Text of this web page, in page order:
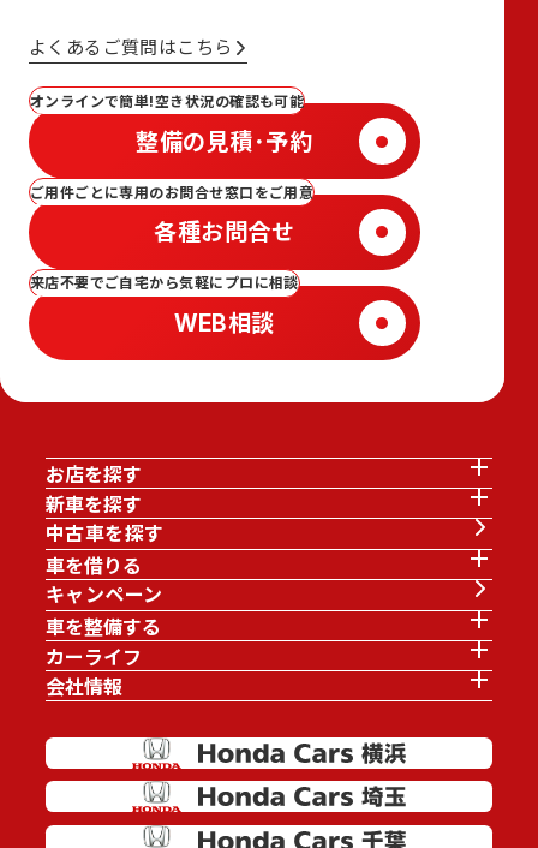
よくあるご質問はこちら
オンラインで簡単!空き状況の確認も可能
整備の見積･予約
ご用件ごとに専用のお問合せ窓口をご用意
各種お問合せ
来店不要でご自宅から気軽にプロに相談
WEB相談
お店を探す
新車を探す
中古車を探す
車を借りる
キャンペーン
車を整備する
カーライフ
会社情報